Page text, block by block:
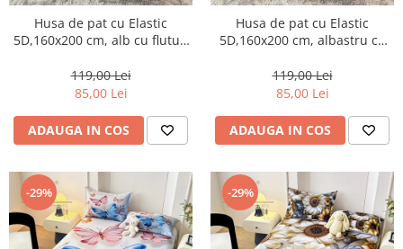
Husa de pat cu Elastic
5D,160x200 cm, alb cu fluturi
119,00 Lei
85,00 Lei
ADAUGA IN COS
Husa de pat cu Elastic
5D,160x200 cm, albastru cu
119,00 Lei
85,00 Lei
ADAUGA IN COS
-29% -29%